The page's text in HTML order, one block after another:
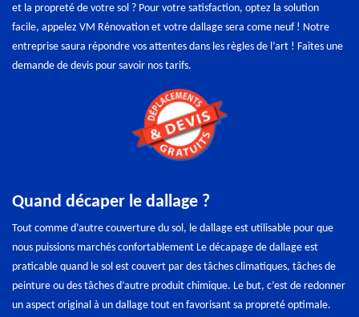
et la propreté de votre sol ? Pour votre satisfaction, optez la solution
facile, appelez VM Rénovation et votre dallage sera come neuf ! Notre
entreprise saura répondre vos attentes dans les règles de l’art ! Faites une
demande de devis pour savoir nos tarifs.
Quand décaper le dallage ?
Tout comme d’autre couverture du sol, le dallage est utilisable pour que
nous puissions marchés confortablement Le décapage de dallage est
praticable quand le sol est couvert par des tâches climatiques, tâches de
peinture ou des tâches d’autre produit chimique. Le but, c’est de redonner
un aspect original à un dallage tout en favorisant sa propreté optimale.